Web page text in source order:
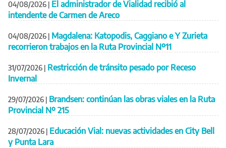
04/08/2026 | El administrador de Vialidad recibió al
intendente de Carmen de Areco
04/08/2026 | Magdalena: Katopodis, Caggiano e Y Zurieta
recorrieron trabajos en la Ruta Provincial Nº11
31/07/2026 | Restricción de tránsito pesado por Receso
Invernal
29/07/2026 | Brandsen: continúan las obras viales en la Ruta
Provincial Nº 215
28/07/2026 | Educación Vial: nuevas actividades en City Bell
y Punta Lara